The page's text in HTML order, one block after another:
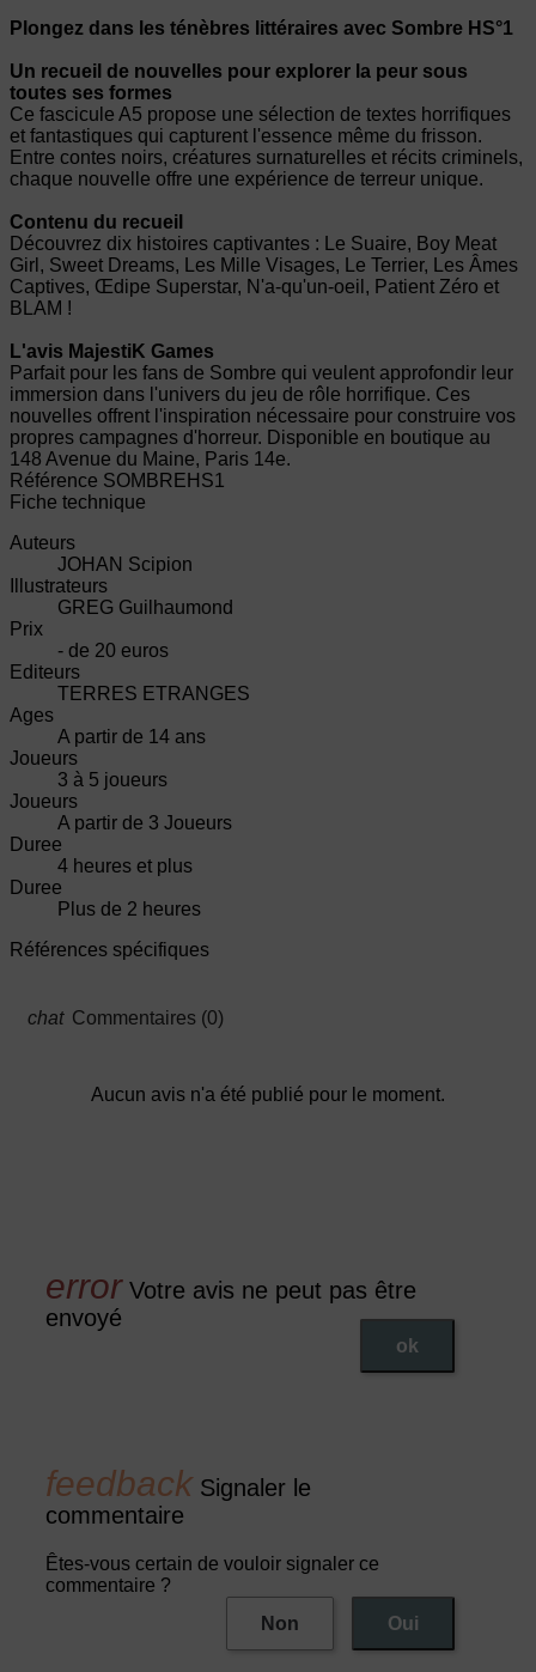
Plongez dans les ténèbres littéraires avec Sombre HS°1
Un recueil de nouvelles pour explorer la peur sous
toutes ses formes
Ce fascicule A5 propose une sélection de textes horrifiques
et fantastiques qui capturent l'essence même du frisson.
Entre contes noirs, créatures surnaturelles et récits criminels,
chaque nouvelle offre une expérience de terreur unique.
Contenu du recueil
Découvrez dix histoires captivantes : Le Suaire, Boy Meat
Girl, Sweet Dreams, Les Mille Visages, Le Terrier, Les Âmes
Captives, Œdipe Superstar, N'a-qu'un-oeil, Patient Zéro et
BLAM !
L'avis MajestiK Games
Parfait pour les fans de Sombre qui veulent approfondir leur
immersion dans l'univers du jeu de rôle horrifique. Ces
nouvelles offrent l'inspiration nécessaire pour construire vos
propres campagnes d'horreur. Disponible en boutique au
148 Avenue du Maine, Paris 14e.
Référence SOMBREHS1
Fiche technique
Auteurs
JOHAN Scipion
Illustrateurs
GREG Guilhaumond
Prix
- de 20 euros
Editeurs
TERRES ETRANGES
Ages
A partir de 14 ans
Joueurs
3 à 5 joueurs
Joueurs
A partir de 3 Joueurs
Duree
4 heures et plus
Duree
Plus de 2 heures
Références spécifiques
Commentaires (0)
Aucun avis n'a été publié pour le moment.
Votre avis ne peut pas être
envoyé
ok
Signaler le
commentaire
Êtes-vous certain de vouloir signaler ce
commentaire ?
Non
Oui